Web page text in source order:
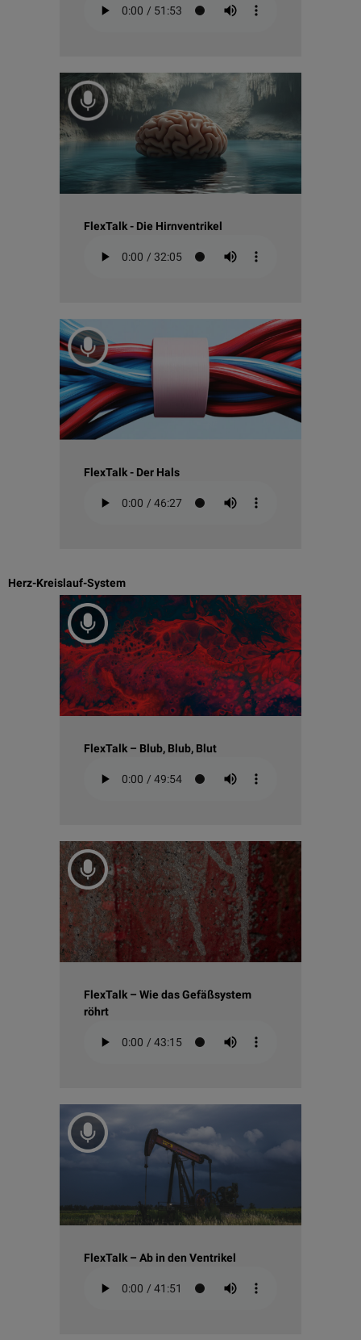
FlexTalk - Die Hirnventrikel
FlexTalk - Der Hals
Herz-Kreislauf-System
FlexTalk – Blub, Blub, Blut
FlexTalk – Wie das Gefäßsystem
röhrt
FlexTalk – Ab in den Ventrikel